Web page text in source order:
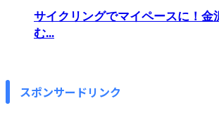
サイクリングでマイペースに！金
む...
スポンサードリンク